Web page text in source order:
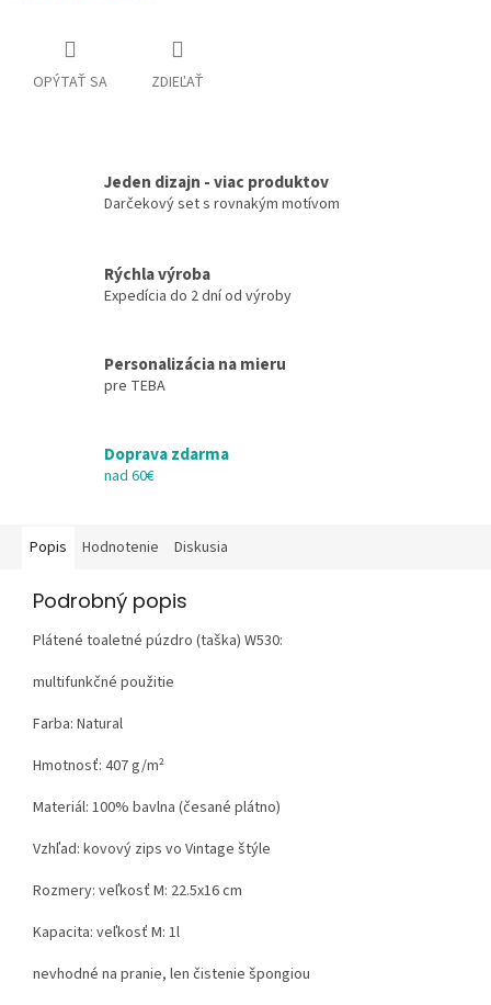
OPÝTAŤ SA ZDIEĽAŤ
Jeden dizajn - viac produktov
Darčekový set s rovnakým motívom
Rýchla výroba
Expedícia do 2 dní od výroby
Personalizácia na mieru
pre TEBA
Doprava zdarma
nad 60€
Popis Hodnotenie Diskusia
Podrobný popis
Plátené toaletné púzdro (taška) W530:
multifunkčné použitie
Farba: Natural
Hmotnosť: 407 g/m²
Materiál: 100% bavlna (česané plátno)
Vzhľad: kovový zips vo Vintage štýle
Rozmery: veľkosť M: 22.5x16 cm
Kapacita: veľkosť M: 1l
nevhodné na pranie, len čistenie špongiou